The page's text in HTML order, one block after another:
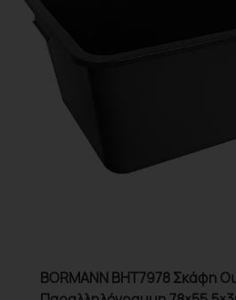
BORMANN BHT7978 Σκάφη